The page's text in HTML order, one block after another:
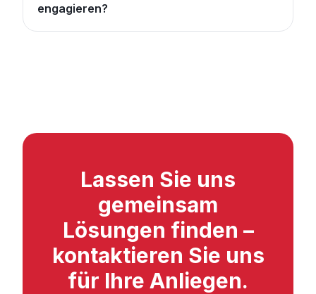
engagieren?
Lassen Sie uns
gemeinsam
Lösungen finden –
kontaktieren Sie uns
für Ihre Anliegen.